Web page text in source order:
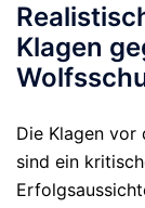
Klagen
Die Klagen vor
sind ein